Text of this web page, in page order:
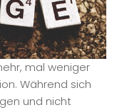
mal weniger
Während sich
und nicht